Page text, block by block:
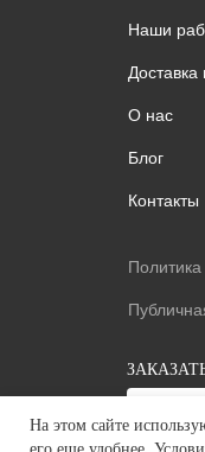
О нас
Наши
Доставка
Блог
Контакты
На этом сайте